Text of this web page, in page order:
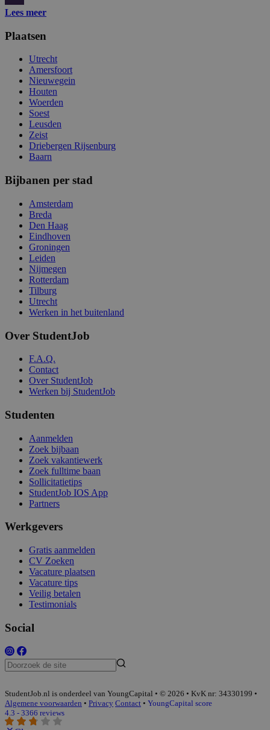
Lees meer
Plaatsen
Utrecht
Amersfoort
Nieuwegein
Houten
Woerden
Soest
Leusden
Zeist
Driebergen Rijsenburg
Baarn
Bijbanen per stad
Amsterdam
Breda
Den Haag
Eindhoven
Groningen
Leiden
Nijmegen
Rotterdam
Tilburg
Utrecht
Werken in het buitenland
Over StudentJob
F.A.Q.
Contact
Over StudentJob
Werken bij StudentJob
Studenten
Aanmelden
Zoek bijbaan
Zoek vakantiewerk
Zoek fulltime baan
Sollicitatietips
StudentJob IOS App
Partners
Werkgevers
Gratis aanmelden
CV Zoeken
Vacature plaatsen
Vacature tips
Veilig betalen
Testimonials
Social
StudentJob.nl is onderdeel van YoungCapital • © 2026 • KvK nr: 34330199 •
Algemene voorwaarden • Privacy Contact • YoungCapital score
4.3 - 3366 reviews